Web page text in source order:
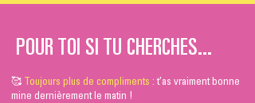
POUR TOI SI TU CHERCHES...
🥰 Toujours plus de compliments : t’as vraiment bonne
mine dernièrement le matin !